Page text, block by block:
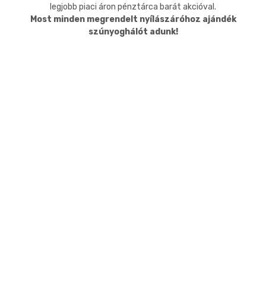
legjobb piaci áron pénztárca barát akcióval.
Most minden megrendelt nyílászáróhoz ajándék
szúnyoghálót adunk!